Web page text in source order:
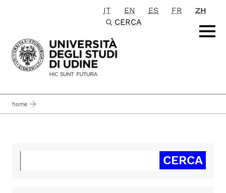
Passa al contenuto principale
IT EN ES FR
ZH
CERCA
home